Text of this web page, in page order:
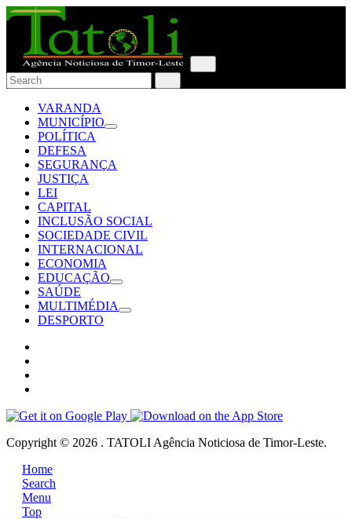
VARANDA
MUNICÍPIO
POLÍTICA
DEFESA
SEGURANÇA
JUSTIÇA
LEI
CAPITAL
INCLUSÃO SOCIAL
SOCIEDADE CIVIL
INTERNACIONAL
ECONOMIA
EDUCAÇÃO
SAÚDE
MULTIMÉDIA
DESPORTO
Copyright © 2026 . TATOLI Agência Noticiosa de Timor-Leste.
Home
Search
Menu
Top